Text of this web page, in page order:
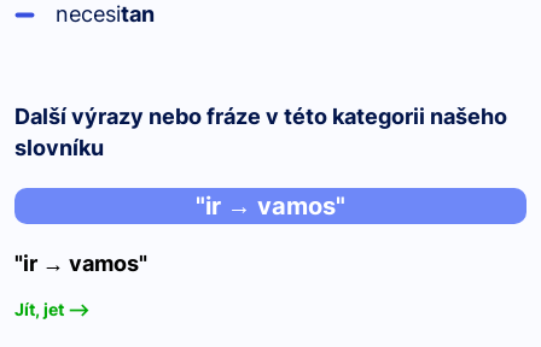
necesitan
Další výrazy nebo fráze v této kategorii našeho
slovníku
"ir → vamos"
"ir → vamos"
Jít, jet -->